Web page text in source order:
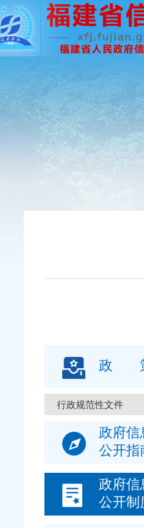
政
行政规范性文件
政府信
公开指
政府信
公开制